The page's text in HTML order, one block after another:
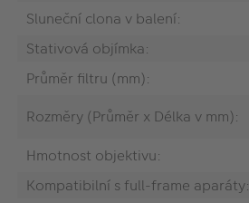
Sluneční clona v balení:
Stativová objímka:
Průměr filtru (mm):
Rozměry (Průměr x Délka v mm):
Hmotnost objektivu:
Kompatibilní s full-frame aparáty: